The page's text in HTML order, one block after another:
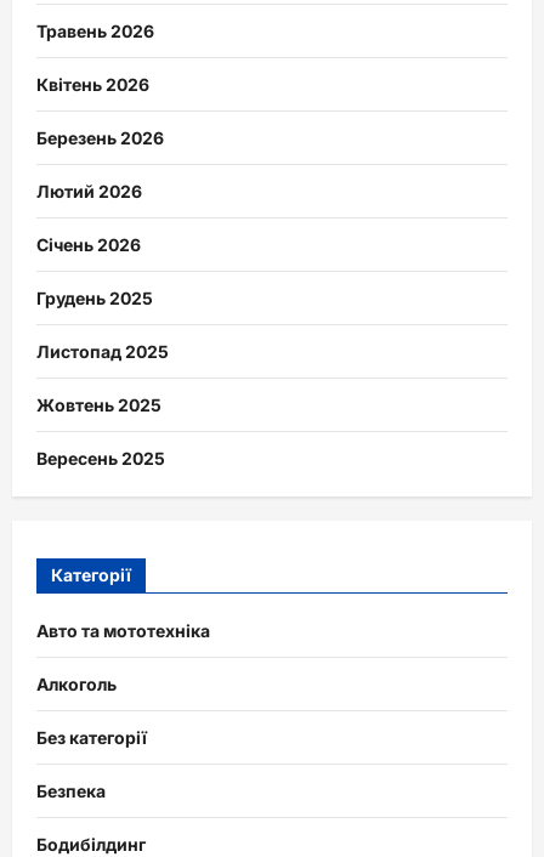
Травень 2026
Квітень 2026
Березень 2026
Лютий 2026
Січень 2026
Грудень 2025
Листопад 2025
Жовтень 2025
Вересень 2025
Категорії
Авто та мототехніка
Алкоголь
Без категорії
Безпека
Бодибілдинг